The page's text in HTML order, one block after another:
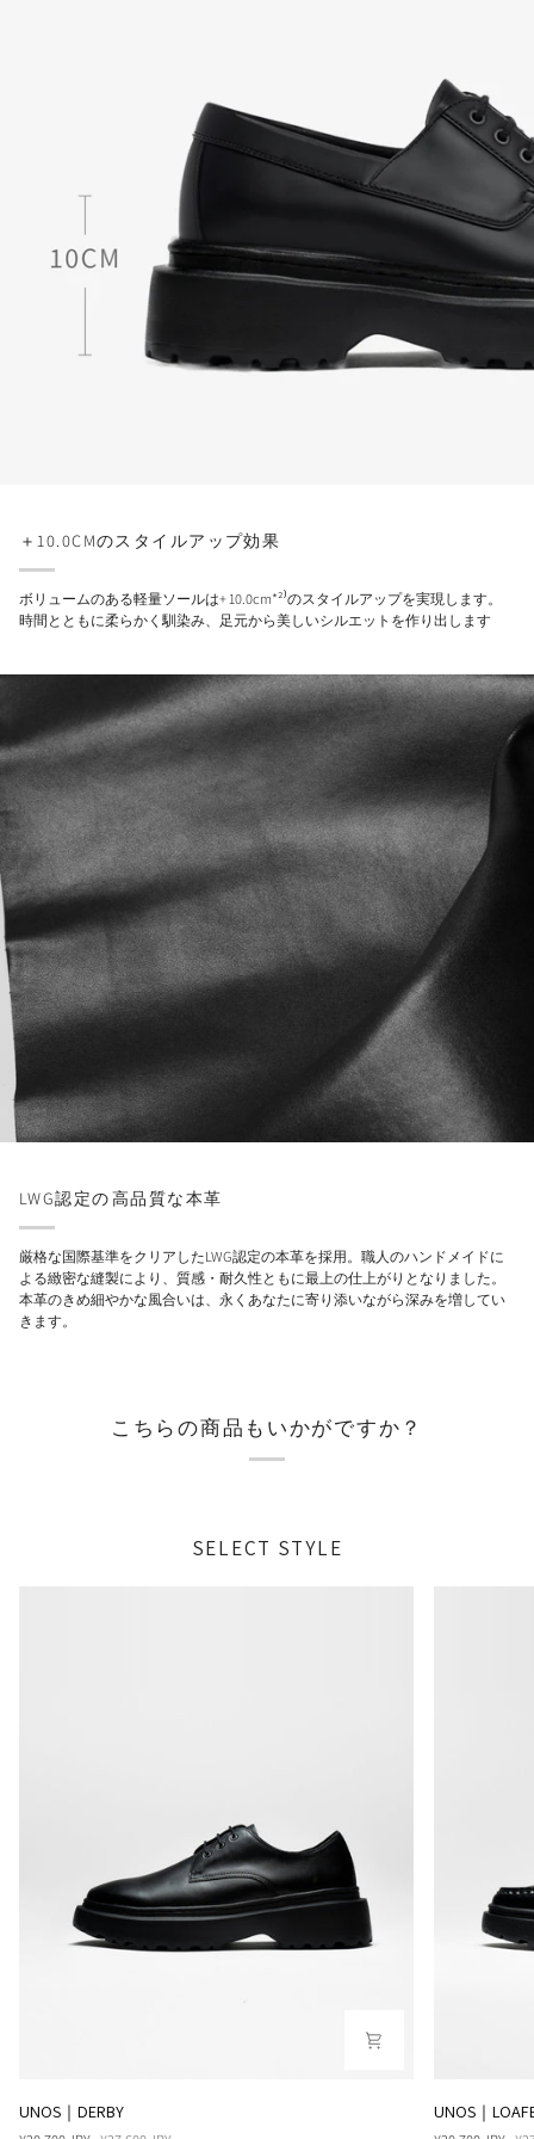
＋10.0CMのスタイルアップ効果
ボリュームのある軽量ソールは+ 10.0cm*²⁾のスタイルアップを実現します。
時間とともに柔らかく馴染み、足元から美しいシルエットを作り出します
LWG認定の⁨高品質な本革
厳格な国際基準をクリアしたLWG認定の本革を採用。職人のハンドメイドに
よる緻密な縫製により、質感・耐久性ともに最上の仕上がりとなりました。
本革のきめ細やかな風合いは、永くあなたに寄り添いながら深みを増してい
きます。
こちらの商品もいかがですか？
SELECT STYLE
｜
UNOS｜DERBY
｜
UNOS｜